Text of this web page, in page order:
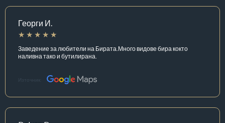
Георги И.
Заведение за любители на Бирата.Много видове бира кокто
наливна тако и бутилирана.
Източник: